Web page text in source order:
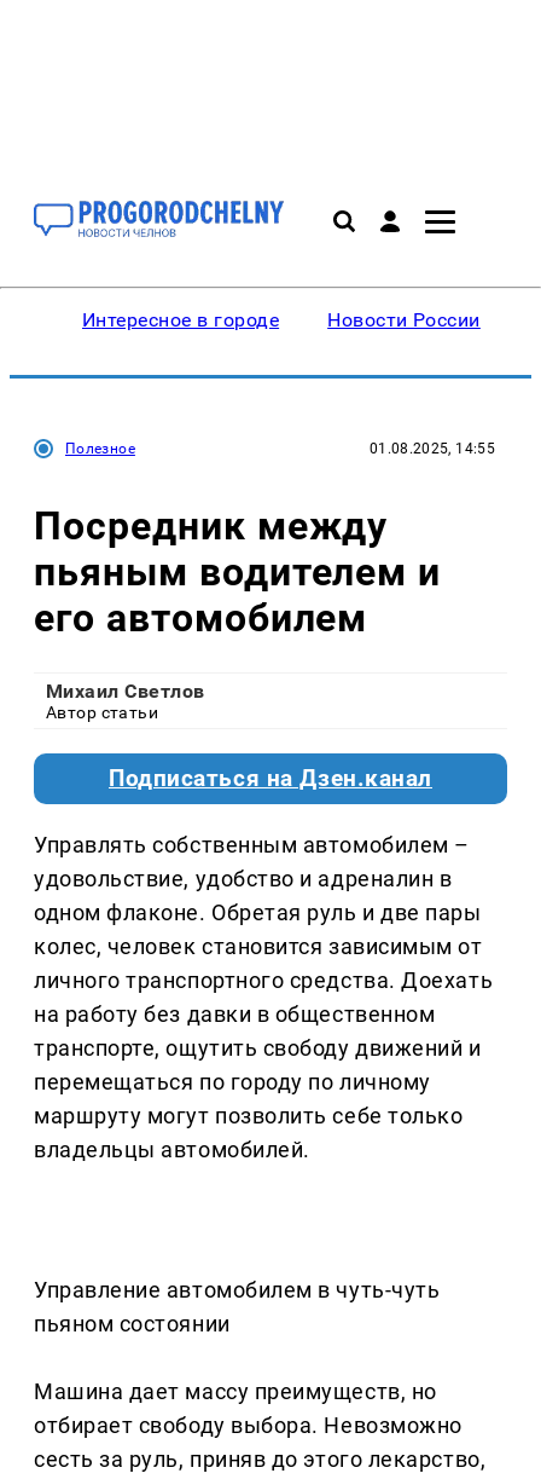
Интересное в городе Новости России
Полезное 01.08.2025, 14:55
Посредник между
пьяным водителем и
его автомобилем
Михаил Светлов
Автор статьи
Подписаться на Дзен.канал
Управлять собственным автомобилем –
удовольствие, удобство и адреналин в
одном флаконе. Обретая руль и две пары
колес, человек становится зависимым от
личного транспортного средства. Доехать
на работу без давки в общественном
транспорте, ощутить свободу движений и
перемещаться по городу по личному
маршруту могут позволить себе только
владельцы автомобилей.
Управление автомобилем в чуть-чуть
пьяном состоянии
Машина дает массу преимуществ, но
отбирает свободу выбора. Невозможно
сесть за руль, приняв до этого лекарство,